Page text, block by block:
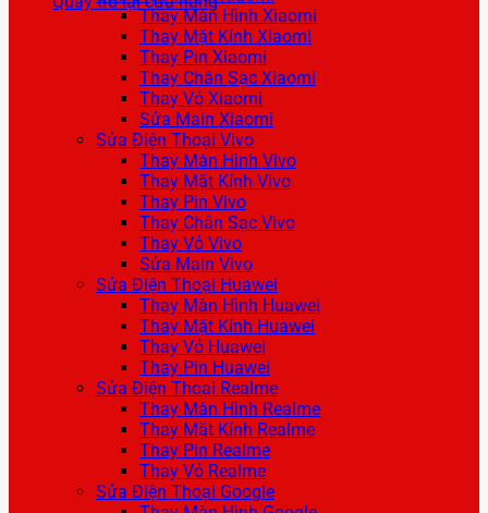
Thay Màn Hình Xiaomi
Thay Mặt Kính Xiaomi
Thay Pin Xiaomi
Thay Chân Sạc Xiaomi
Thay Vỏ Xiaomi
Sửa Main Xiaomi
Sửa Điện Thoại Vivo
Thay Màn Hình Vivo
Thay Mặt Kính Vivo
Thay Pin Vivo
Thay Chân Sạc Vivo
Thay Vỏ Vivo
Sửa Main Vivo
Sửa Điện Thoại Huawei
Thay Màn Hình Huawei
Thay Mặt Kính Huawei
Thay Vỏ Huawei
Thay Pin Huawei
Sửa Điện Thoại Realme
Thay Màn Hình Realme
Thay Mặt Kính Realme
Thay Pin Realme
Thay Vỏ Realme
Sửa Điện Thoại Google